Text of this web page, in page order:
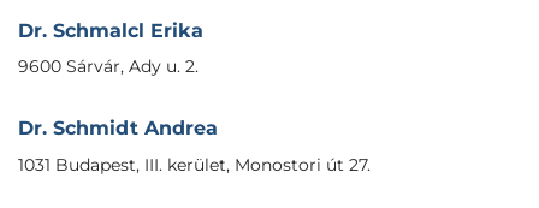
Dr. Schmalcl Erika
9600 Sárvár, Ady u. 2.
Dr. Schmidt Andrea
1031 Budapest, III. kerület, Monostori út 27.